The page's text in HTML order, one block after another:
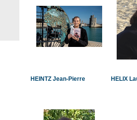
HEINTZ Jean-Pierre HELIX